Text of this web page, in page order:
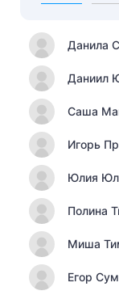
Данила
Даниил
Саша
Игорь
Юлия
Полина
Миша
Егор